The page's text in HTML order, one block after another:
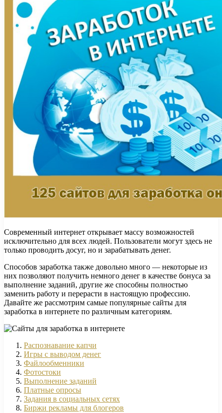
Современный интернет открывает массу возможностей
исключительно для всех людей. Пользователи могут здесь не
только проводить досуг, но и зарабатывать денег.
Способов заработка также довольно много — некоторые из
них позволяют получить немного денег в качестве бонуса за
выполнение заданий, другие же способны полностью
заменить работу и перерасти в настоящую профессию.
Давайте же рассмотрим самые популярные сайты для
заработка в интернете по различным категориям.
Распознавание капчи
Игры с выводом денег
Файлообменники
Фотостоки
Выполнение заданий
Платные опросы
Задания в социальных сетях
Биржи рекламы для блогеров